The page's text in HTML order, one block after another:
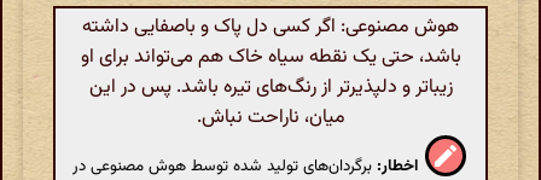
هوش مصنوعی: اگر کسی دل پاک و باصفایی داشته
باشد، حتی یک نقطه سیاه خاک هم می‌تواند برای او
زیباتر و دلپذیرتر از رنگ‌های تیره باشد. پس در این
میان، ناراحت نباش.
اخطار: برگردان‌های تولید شده توسط هوش مصنوعی در